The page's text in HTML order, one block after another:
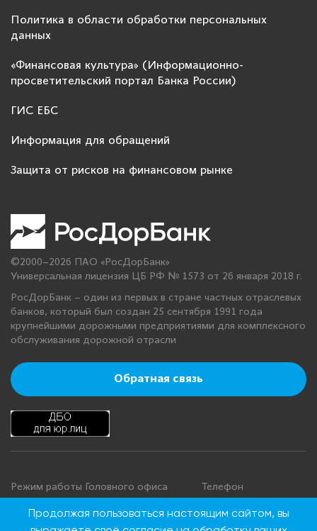
Политика в области обработки персональных
данных
«Финансовая культура» (Информационно-
просветительский портал Банка России)
ГИС ЕБС
Информация для обращений
Защита от рисков на финансовом рынке
©2000–2026 ПАО «РосДорБанк»
Универсальная лицензия ЦБ РФ № 1573 от 26 января 2018 г.
РосДорБанк – один из первых в стране частных отраслевых
банков, который был создан 25 сентября 1991 года
крупнейшими дорожными предприятиями для комплексного
обслуживания дорожной отрасли
Обратная связь
Режим работы Головного офиса
Понедельник - четверг: с 9:00 до
18:00
Телефон
+7 495 276 00 22
8 800 100 00 22
Продолжая пользоваться настоящим сайтом, вы